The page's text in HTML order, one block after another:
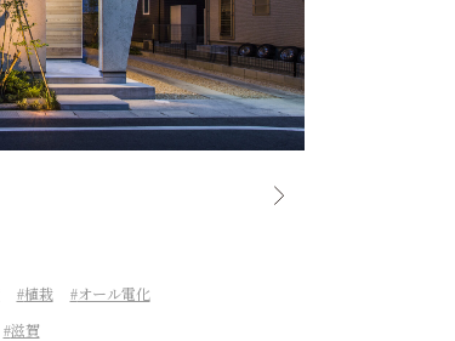
植栽 オール電化
滋賀